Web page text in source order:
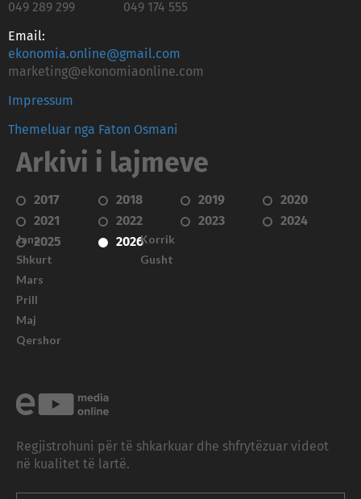
049 289 299
049 174 555
Email:
ekonomia.online@gmail.com
marketing@ekonomiaonline.com
Impressum
Themeluar nga Faton Osmani
Arkivi i lajmeve
2017 2018 2019
2020
2021
2022 2023
2024
2025
2026
Janar
Shkurt
Mars
Prill
Maj
Qershor
Korrik
Gusht
Regjistrohuni për të shkarkuar dhe shfrytëzuar videot
në kualitet të lartë.